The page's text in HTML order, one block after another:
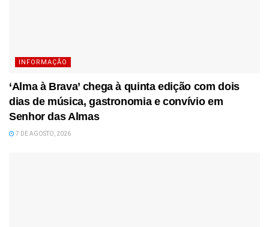
INFORMAÇÃO
‘Alma à Brava’ chega à quinta edição com dois
dias de música, gastronomia e convívio em
Senhor das Almas
7 DE AGOSTO, 2026